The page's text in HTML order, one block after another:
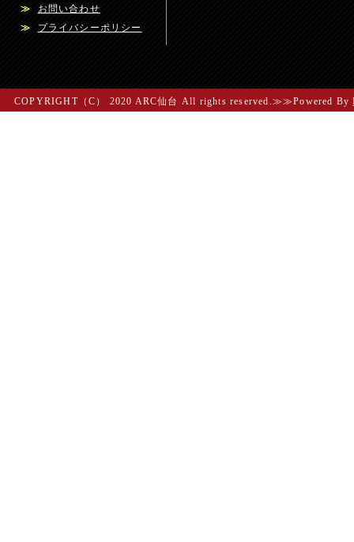
≫
お問い合わせ
≫
プライバシーポリシー
COPYRIGHT（C） 2020 ARC仙台 All rights reserved.≫≫Powered By